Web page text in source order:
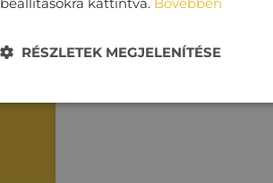
Üzenet*
RÉSZLETEK MEGJELENÍTÉSE